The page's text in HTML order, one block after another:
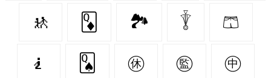
🚸 🃍 🏞 𓇊 🩳
🧎‍️ 🂭 ㊡ ㊬ ㊥